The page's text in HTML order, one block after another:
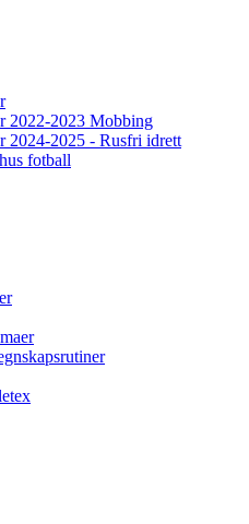
2022-2023 Mobbing
2024-2025 - Rusfri idrett
fotball